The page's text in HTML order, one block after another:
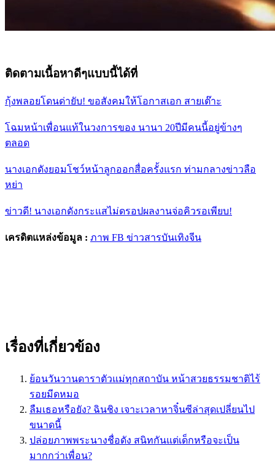
ติดตามเนื้อหาดีๆแบบนี้ได้ที่
กุ้งพลอยโดนด่ายับ! ขอสังคมให้โอกาสเอก สายเต๊าะ
โฉมหน้าเพื่อนแท้ในวงการของ นานา 20ปีมีคนนี้อยู่ข้างๆ
ตลอด
นางเอกดังยอมโชว์หน้าลูกออกสื่อครั้งแรก ท่ามกลางข่าวลือ
หย่า
ข่าวดี! นางเอกดังกระแสไม่ดรอปผลงานจ่อคิวรอเพียบ!
เครดิตแหล่งข้อมูล : ภาพ FB ข่าวสารบันเทิงจีน
เรื่องที่เกี่ยวข้อง
ย้อนวันวานดาราตัวแม่ทุกสถาบัน หน้าสวยธรรมชาติไร้
รอยมีดหมอ
ลืมเธอหรือยัง? ฉินชิง เจาะเวลาหาจิ๋นซีล่าสุดเปลี่ยนไป
ขนาดนี้
ปล่อยภาพพระนางชื่อดัง สนิทกันแต่เด็กหรือจะเป็น
มากกว่าเพื่อน?